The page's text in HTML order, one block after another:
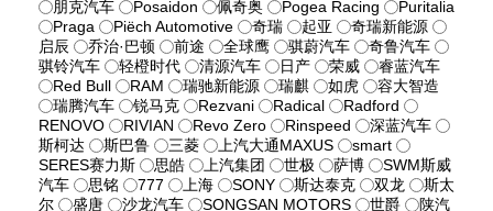
朋克汽车
Posaidon 佩奇奥 Pogea Racing
Puritalia
Praga
Piëch Automotive 奇瑞 起亚
奇瑞新能源
启辰
乔治·巴顿 前途 全球鹰 骐蔚汽车
奇鲁汽车
骐铃汽车
轻橙时代 清源汽车 日产 荣威
睿蓝汽车
Red Bull
RAM 瑞驰新能源 瑞麒 如虎
容大智造
瑞腾汽车
锐马克 Rezvani Radical
Radford
RENOVO
RIVIAN Revo Zero Rinspeed
深蓝汽车
斯柯达
斯巴鲁 三菱 上汽大通MAXUS
smart
SERES赛力斯
思皓 上汽集团 世极 萨博
SWM斯威
汽车
思铭 777 上海 SONY 斯达泰克 双龙
斯太
尔
盛唐 沙龙汽车 SONGSAN MOTORS 世爵
陕汽